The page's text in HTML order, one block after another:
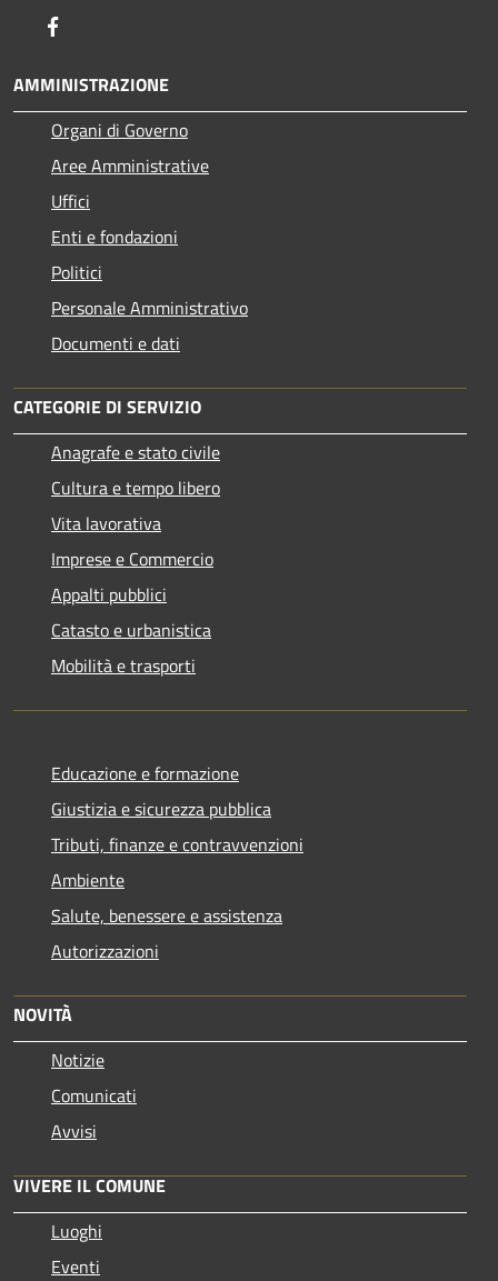
AMMINISTRAZIONE
Organi di Governo
Aree Amministrative
Uffici
Enti e fondazioni
Politici
Personale Amministrativo
Documenti e dati
CATEGORIE DI SERVIZIO
Anagrafe e stato civile
Cultura e tempo libero
Vita lavorativa
Imprese e Commercio
Appalti pubblici
Catasto e urbanistica
Mobilità e trasporti
Educazione e formazione
Giustizia e sicurezza pubblica
Tributi, finanze e contravvenzioni
Ambiente
Salute, benessere e assistenza
Autorizzazioni
NOVITÀ
Notizie
Comunicati
Avvisi
VIVERE IL COMUNE
Luoghi
Eventi